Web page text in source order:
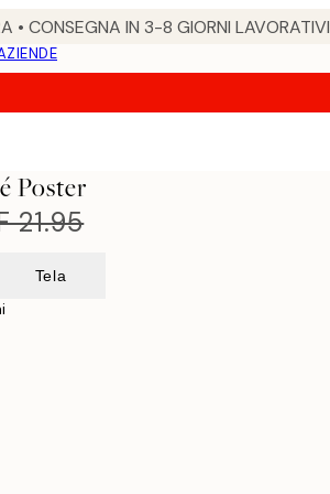
• CONSEGNA IN 3-8 GIORNI LAVORATIVI
Poster
21.95
Tela